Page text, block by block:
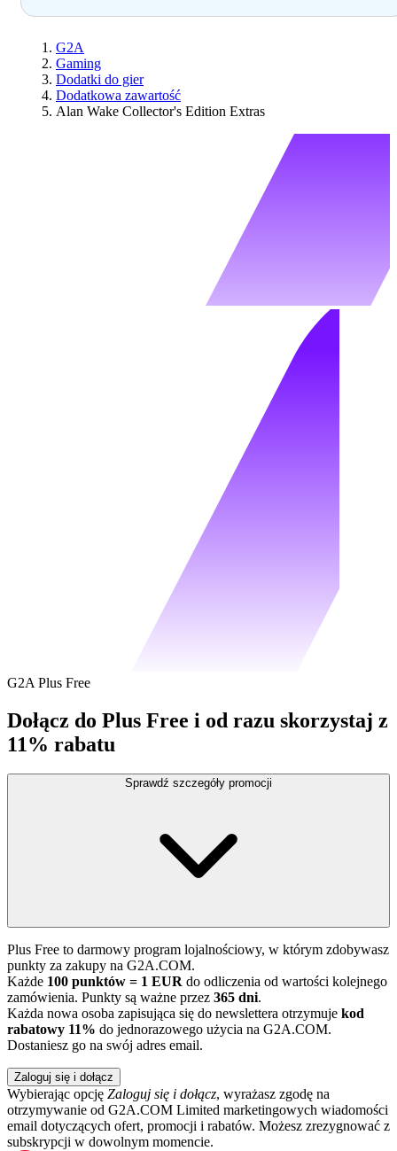
G2A
Gaming
Dodatki do gier
Dodatkowa zawartość
Alan Wake Collector's Edition Extras
G2A Plus Free
Dołącz do Plus Free i od razu skorzystaj z
11% rabatu
Sprawdź szczegóły promocji
Plus Free to darmowy program lojalnościowy, w którym zdobywasz
punkty za zakupy na G2A.COM.
Każde 100 punktów = 1 EUR do odliczenia od wartości kolejnego
zamówienia. Punkty są ważne przez 365 dni.
Każda nowa osoba zapisująca się do newslettera otrzymuje kod
rabatowy 11% do jednorazowego użycia na G2A.COM.
Dostaniesz go na swój adres email.
Zaloguj się i dołącz
Wybierając opcję Zaloguj się i dołącz, wyrażasz zgodę na
otrzymywanie od G2A.COM Limited marketingowych wiadomości
email dotyczących ofert, promocji i rabatów. Możesz zrezygnować z
subskrypcji w dowolnym momencie.